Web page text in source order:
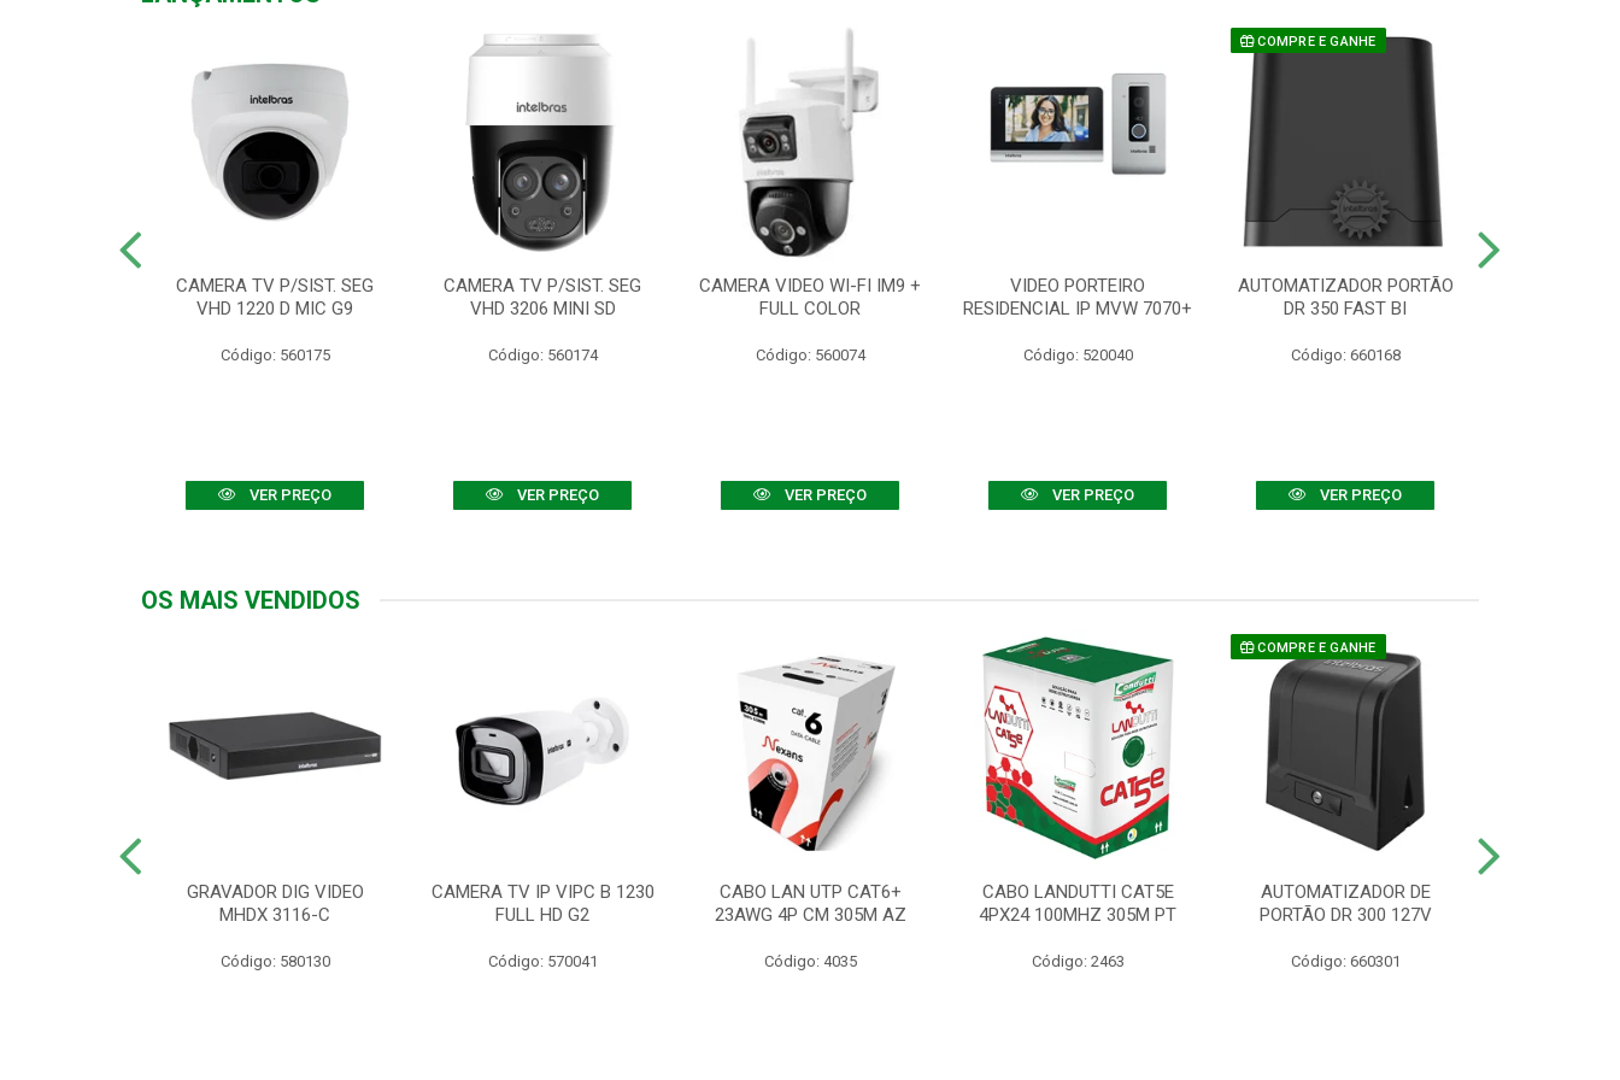
CAMERA TV P/SIST. SEG
VHD 1220 D MIC G9
Código: 560175
VER PREÇO
CAMERA TV P/SIST. SEG
VHD 3206 MINI SD
Código: 560174
VER PREÇO
CAMERA VIDEO WI-FI IM9 +
FULL COLOR
Código: 560074
VER PREÇO
VIDEO PORTEIRO
RESIDENCIAL IP MVW 7070+
Código: 520040
VER PREÇO
COMPRE E GANHE
AUTOMATIZADOR PORTÃO
DR 350 FAST BI
Código: 660168
VER PREÇO
OS MAIS VENDIDOS
GRAVADOR DIG VIDEO
MHDX 3116-C
Código: 580130
CAMERA TV IP VIPC B 1230
FULL HD G2
Código: 570041
CABO LAN UTP CAT6+
23AWG 4P CM 305M AZ
Código: 4035
CABO LANDUTTI CAT5E
4PX24 100MHZ 305M PT
Código: 2463
COMPRE E GANHE
AUTOMATIZADOR DE
PORTÃO DR 300 127V
Código: 660301